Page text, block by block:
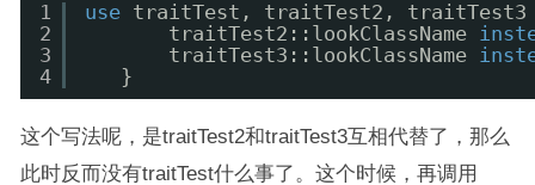
1
2
3
4
use traitTest, traitTest2,
traitTest2::lookClassName
traitTest3::lookClassName
}
这个写法呢，是traitTest2和traitTest3互相代替了，那么
此时反而没有traitTest什么事了。这个时候，再调用